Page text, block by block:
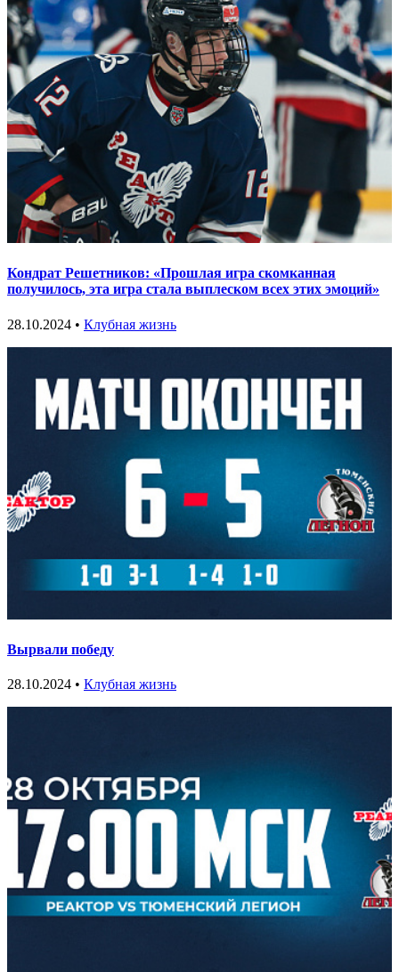
Кондрат Решетников: «Прошлая игра скомканная
получилось, эта игра стала выплеском всех этих эмоций»
28.10.2024 • Клубная жизнь
Вырвали победу
28.10.2024 • Клубная жизнь